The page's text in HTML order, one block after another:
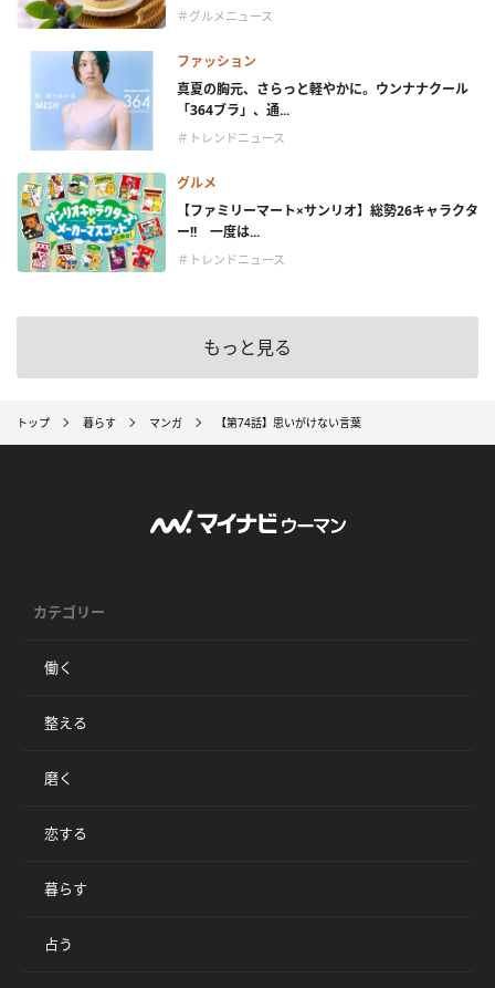
＃グルメニュース
ファッション
真夏の胸元、さらっと軽やかに。ウンナナクール
「364ブラ」、通...
＃トレンドニュース
グルメ
【ファミリーマート×サンリオ】総勢26キャラクタ
ー!! 一度は...
＃トレンドニュース
もっと見る
トップ 暮らす マンガ 【第74話】思いがけない言葉
カテゴリー
働く
整える
磨く
恋する
暮らす
占う